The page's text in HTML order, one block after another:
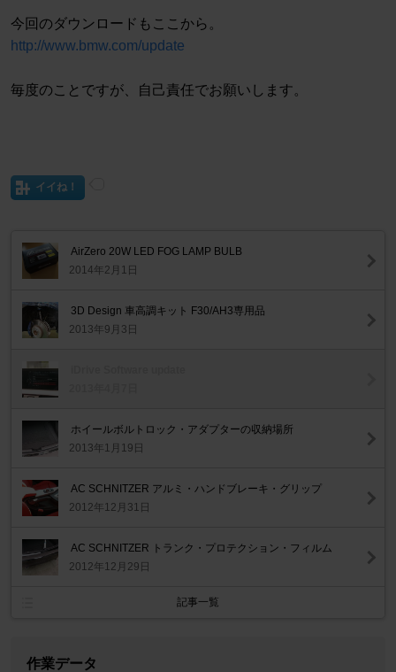
今回のダウンロードもここから。
http://www.bmw.com/update
毎度のことですが、自己責任でお願いします。
イイね！
AirZero 20W LED FOG LAMP BULB
2014年2月1日
3D Design 車高調キット F30/AH3専用品
2013年9月3日
ホイールボルトロック・アダプターの収納場所
2013年1月19日
AC SCHNITZER アルミ・ハンドブレーキ・グリップ
2012年12月31日
AC SCHNITZER トランク・プロテクション・フィルム
2012年12月29日
記事一覧
作業データ